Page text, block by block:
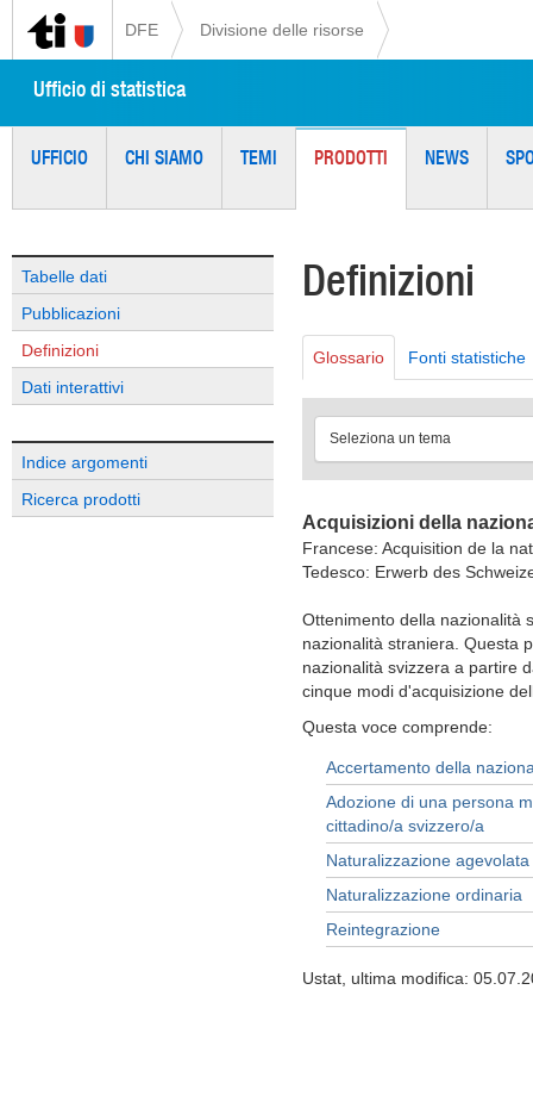
DFE Divisione delle risorse
Ufficio di statistica
UFFICIO CHI SIAMO TEMI PRODOTTI NEWS
Tabelle dati
Pubblicazioni
Definizioni
Dati interattivi
Indice argomenti
Ricerca prodotti
Definizioni
Glossario Fonti statistiche
Seleziona un tema
Acquisizioni della
Francese: Acquisition de la
Tedesco: Erwerb des
Ottenimento della nazionalità
nazionalità straniera. Questa
nazionalità svizzera a partire
cinque modi d'acquisizione
Questa voce comprende:
Accertamento della
Adozione di una persona
cittadino/a svizzero/a
Naturalizzazione agevolata
Naturalizzazione ordinaria
Reintegrazione
Ustat, ultima modifica: